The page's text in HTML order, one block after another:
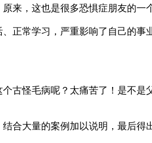
来，这也是很多恐惧症朋友的一
常学习，严重影响了自己的事
古怪毛病呢？太痛苦了！是不
合大量的案例加以说明，最后得